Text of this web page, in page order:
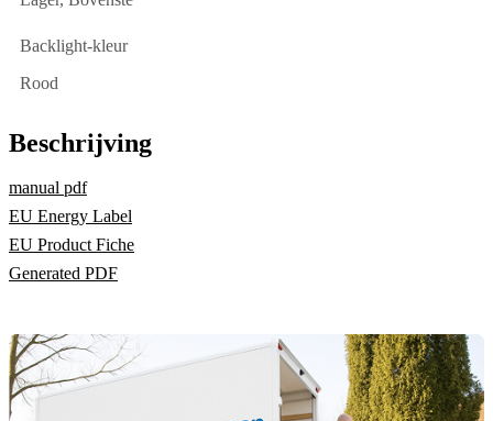
Backlight-kleur
Rood
Beschrijving
manual pdf
EU Energy Label
EU Product Fiche
Generated PDF